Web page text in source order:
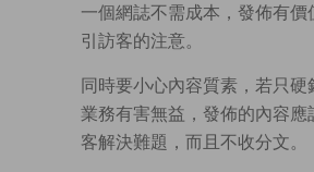
一個網誌不需成本，發佈有價
引訪客的注意。
同時要小心內容質素，若只硬
業務有害無益，發佈的內容應
客解決難題，而且不收分文。